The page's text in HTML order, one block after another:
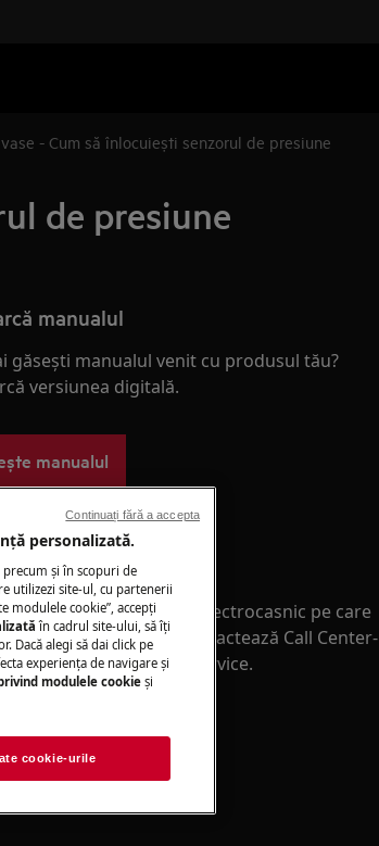
- Cum să înlocuiești senzorul de presiune
de presiune
manualul
găsești manualul venit cu produsul tău?
versiunea digitală.
manualul
asistenţă service
cu aparatul tău electrocasnic pe care
rezolva singur(ă)? Contactează Call Center-
solicită o intervenţie service.
servicii
personalizată.
și în scopuri de
utilizezi site-ul, cu partenerii
modulele cookie”, accepţi
în cadrul site-ului, să îţi
Dacă alegi să dai click pe
experienţa de navigare și
modulele cookie și
cookie-urile
Continuați fără a accepta